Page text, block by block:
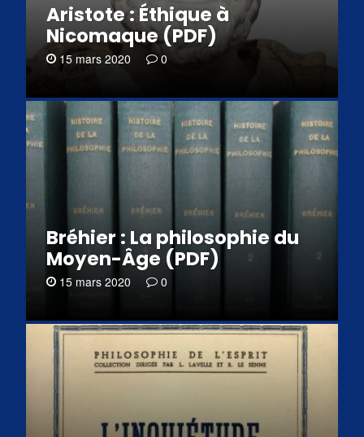
Aristote : Éthique à
Nicomaque (PDF)
15 mars 2020 0
Bréhier : La philosophie du
Moyen-Âge (PDF)
15 mars 2020 0